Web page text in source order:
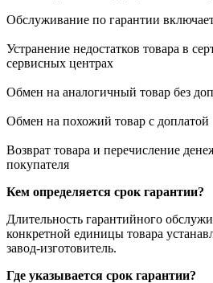
Обслуживание по гарантии
Устранение недостатков товара в
сервисных центрах
Обмен на аналогичный товар без
Обмен на похожий товар с доплатой
Возврат товара и перечисление
покупателя
Кем определяется срок гарантии?
Длительность гарантийного
конкретной единицы товара
завод-изготовитель.
Где указывается срок гарантии?